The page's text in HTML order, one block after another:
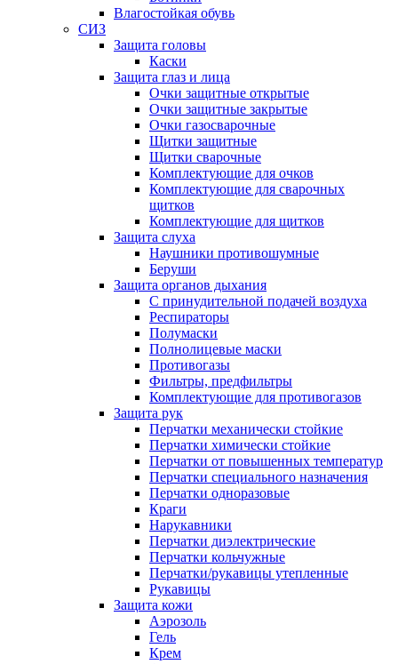
Влагостойкая обувь
СИЗ
Защита головы
Каски
Защита глаз и лица
Очки защитные открытые
Очки защитные закрытые
Очки газосварочные
Щитки защитные
Щитки сварочные
Комплектующие для очков
Комплектующие для сварочных
щитков
Комплектующие для щитков
Защита слуха
Наушники противошумные
Беруши
Защита органов дыхания
С принудительной подачей воздуха
Респираторы
Полумаски
Полнолицевые маски
Противогазы
Фильтры, предфильтры
Комплектующие для противогазов
Защита рук
Перчатки механически стойкие
Перчатки химически стойкие
Перчатки от повышенных температур
Перчатки специального назначения
Перчатки одноразовые
Краги
Нарукавники
Перчатки диэлектрические
Перчатки кольчужные
Перчатки/рукавицы утепленные
Рукавицы
Защита кожи
Аэрозоль
Гель
Крем